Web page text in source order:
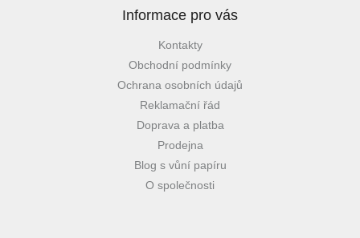
Informace pro vás
Kontakty
Obchodní podmínky
Ochrana osobních údajů
Reklamační řád
Doprava a platba
Prodejna
Blog s vůní papíru
O společnosti